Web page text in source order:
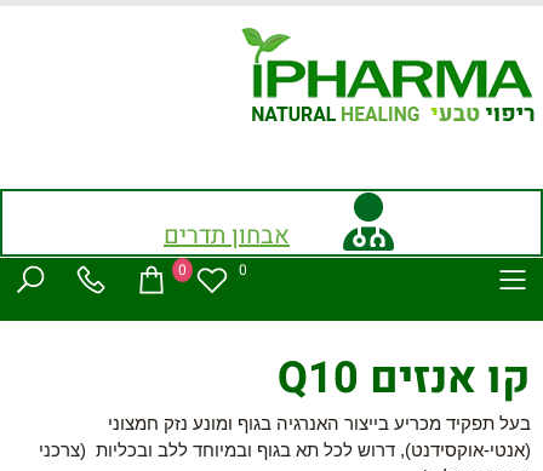
אבחון תדרים
0 0
קו אנזים Q10
בעל תפקיד מכריע בייצור האנרגיה בגוף ומונע נזק חמצוני
(אנטי-אוקסידנט), דרוש לכל תא בגוף ובמיוחד ללב ובכליות (צרכני